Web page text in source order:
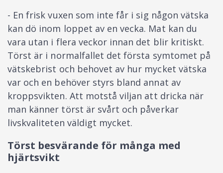
- En frisk vuxen som inte får i sig någon vätska
kan dö inom loppet av en vecka. Mat kan du
vara utan i flera veckor innan det blir kritiskt.
Törst är i normalfallet det första symtomet på
vätskebrist och behovet av hur mycket vätska
var och en behöver styrs bland annat av
kroppsvikten. Att motstå viljan att dricka när
man känner törst är svårt och påverkar
livskvaliteten väldigt mycket.
Törst besvärande för många med
hjärtsvikt